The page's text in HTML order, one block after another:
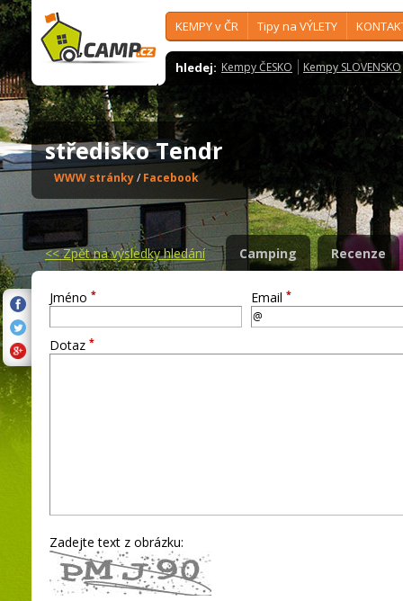
KEMPY v ČR Tipy na VÝLETY
hledej: Kempy ČESKO Kempy SLOVENSKO
středisko Tendr
WWW stránky/ Facebook
<<Zpět na výsledky hledání Camping Recenze
Jméno * Email *
Dotaz *
Zadejte text z obrázku: